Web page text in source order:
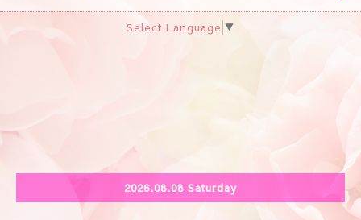
Select Language ▼
2026.08.08 Saturday